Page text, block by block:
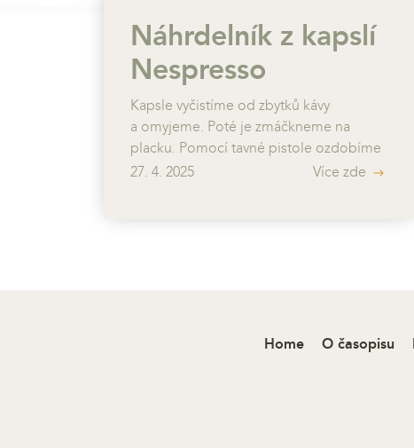
Náhrdelník z kapslí
Nespresso
Kapsle vyčistíme od zbytků kávy
a omyjeme. Poté je zmáčkneme na
placku. Pomocí tavné pistole ozdobíme
korálkami, perličkami apod. Na každou
27. 4. 2025 Více zde
Home O časopisu